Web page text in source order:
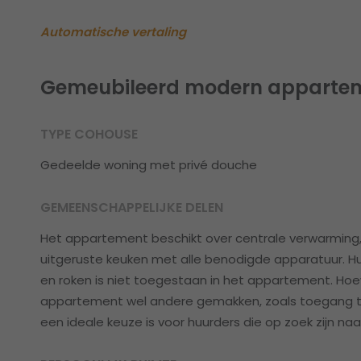
Automatische vertaling
Gemeubileerd modern
TYPE COHOUSE
Gedeelde woning met privé douche
GEMEENSCHAPPELIJKE DELEN
Het appartement beschikt over centrale
uitgeruste keuken met alle benodigde apparatuur.
en roken is niet toegestaan in het appartement.
appartement wel andere gemakken, zoals
een ideale keuze is voor huurders die op zoek zijn